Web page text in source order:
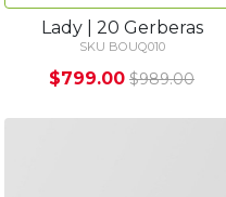
Lady | 20 Gerberas
SKU BOUQ010
$799.00 $989.00